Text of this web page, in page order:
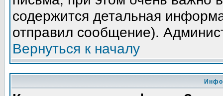
содержится детальная
отправил сообщение).
Вернуться к началу